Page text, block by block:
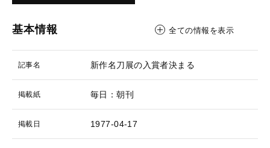
基本情報 全ての情報を表示
記事名 新作名刀展の入賞者決まる
掲載紙 毎日：朝刊
掲載日 1977-04-17